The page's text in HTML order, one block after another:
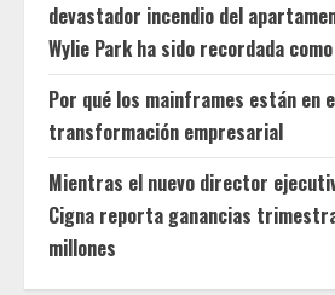
devastador incendio del
Wylie Park ha sido recordada
Por qué los mainframes están en
transformación empresarial
Mientras el nuevo director
Cigna reporta ganancias
millones